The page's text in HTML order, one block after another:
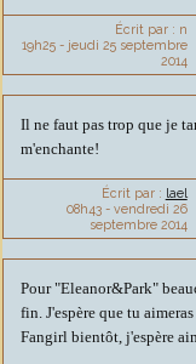
Écrit par : n
19h25- jeudi 25 septembre
2014
Il ne faut pas trop que je
m'enchante!
Écrit par : lael
08h43- vendredi 26
septembre 2014
Pour "Eleanor&Park"
fin. J'espère que tu
Fangirl bientôt, j'espère